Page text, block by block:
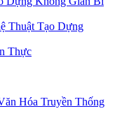
Thuật Tạo Dựng
Thực
Hóa Truyền Thống